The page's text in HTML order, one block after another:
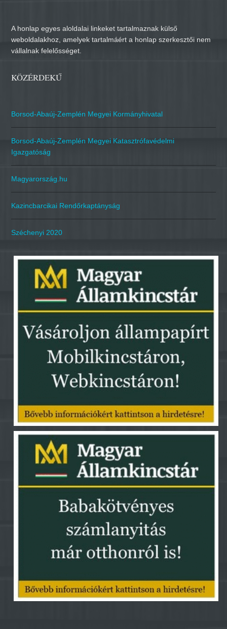
A honlap egyes aloldalai linkeket tartalmaznak külső
weboldalakhoz, amelyek tartalmáért a honlap szerkesztői nem
vállalnak felelősséget.
KÖZÉRDEKŰ
Borsod-Abaúj-Zemplén Megyei Kormányhivatal
Borsod-Abaúj-Zemplén Megyei Katasztrófavédelmi
Igazgatóság
Magyarország.hu
Kazincbarcikai Rendőrkaptányság
Széchenyi 2020